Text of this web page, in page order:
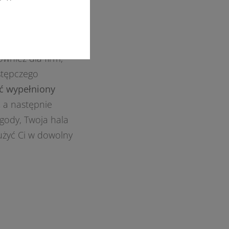
przeniesiona
innej lokalizacji
dla firm,
wypełniony
a następnie
Twoja hala
Ci w dowolny